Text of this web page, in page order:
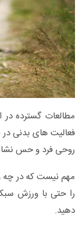
مطالعات گسترده
فعالیت های بدنی
روحی فرد و حس
مهم نیست که در
را حتی با ورزش
دهید.